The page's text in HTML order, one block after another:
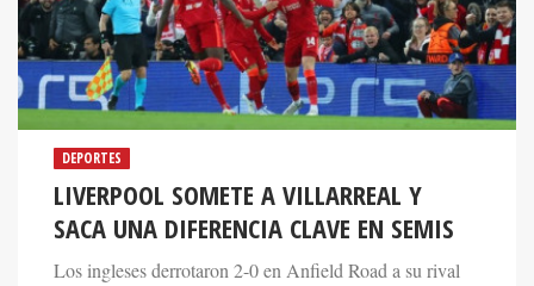
DEPORTES
LIVERPOOL SOMETE A VILLARREAL Y
SACA UNA DIFERENCIA CLAVE EN SEMIS
Los ingleses derrotaron 2-0 en Anfield Road a su rival